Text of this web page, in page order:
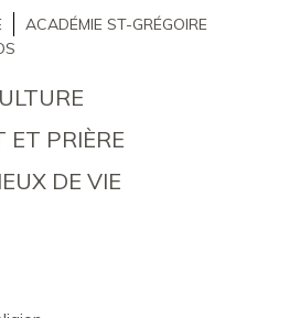
ACADÉMIE ST-GRÉGOIRE
ET PRIÈRE
DE VIE